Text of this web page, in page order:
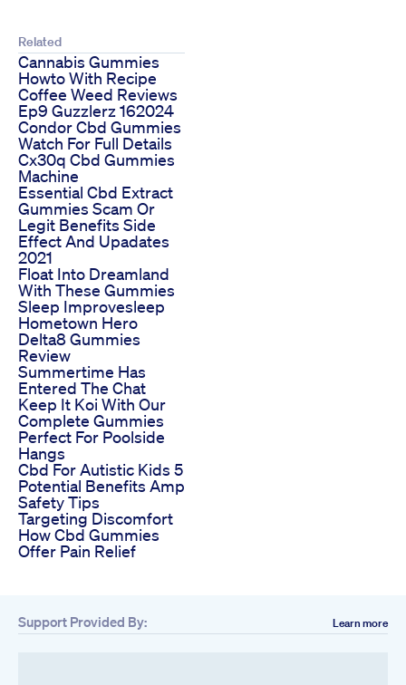
Related
Cannabis Gummies
Howto With Recipe
Coffee Weed Reviews
Ep9 Guzzlerz 162024
Condor Cbd Gummies
Watch For Full Details
Cx30q Cbd Gummies
Machine
Essential Cbd Extract
Gummies Scam Or
Legit Benefits Side
Effect And Upadates
2021
Float Into Dreamland
With These Gummies
Sleep Improvesleep
Hometown Hero
Delta8 Gummies
Review
Summertime Has
Entered The Chat
Keep It Koi With Our
Complete Gummies
Perfect For Poolside
Hangs
Cbd For Autistic Kids 5
Potential Benefits Amp
Safety Tips
Targeting Discomfort
How Cbd Gummies
Offer Pain Relief
Support Provided By: Learn more